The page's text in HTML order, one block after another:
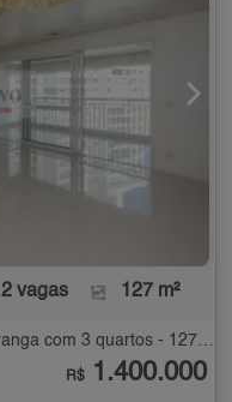
2 vagas 127 m²
Apartamento à Venda no Alto do Ipiranga com 3 quartos - 127 m²
R$ 1.400.000